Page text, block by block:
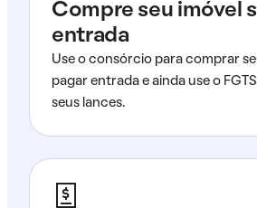
Compre seu imóvel
entrada
Use o consórcio para comprar
pagar entrada e ainda use o
seus lances.